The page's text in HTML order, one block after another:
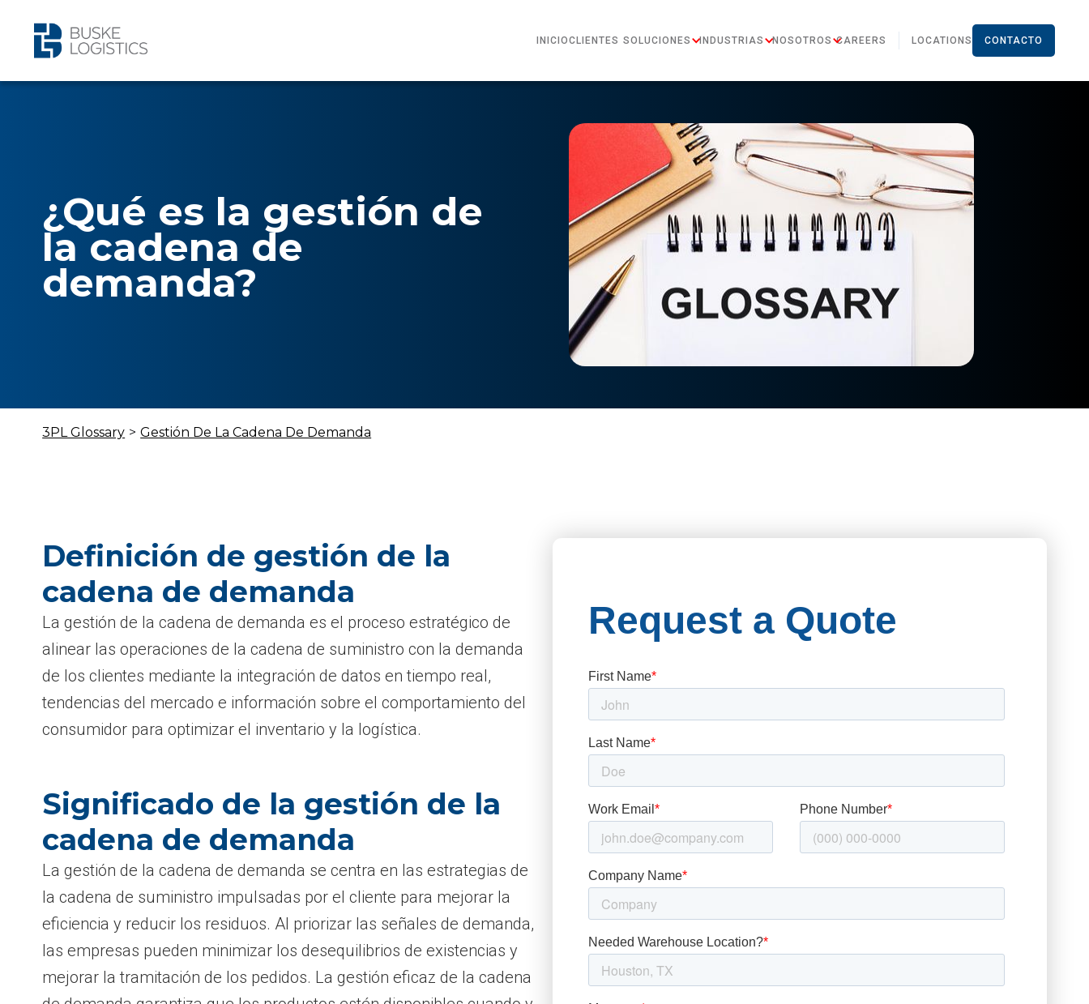
INICIOCLIENTES SOLUCIONES INDUSTRIAS NOSOTROS CAREERS LOCATIONS CONTACTO
¿Qué es la gestión de
la cadena de
demanda?
3PL Glossary > Gestión De La Cadena De Demanda
Definición de gestión de la
cadena de demanda
La gestión de la cadena de demanda es el proceso estratégico de
alinear las operaciones de la cadena de suministro con la demanda
de los clientes mediante la integración de datos en tiempo real,
tendencias del mercado e información sobre el comportamiento del
consumidor para optimizar el inventario y la logística.
Significado de la gestión de la
cadena de demanda
La gestión de la cadena de demanda se centra en las estrategias de
la cadena de suministro impulsadas por el cliente para mejorar la
eficiencia y reducir los residuos. Al priorizar las señales de demanda,
las empresas pueden minimizar los desequilibrios de existencias y
mejorar la tramitación de los pedidos. La gestión eficaz de la cadena